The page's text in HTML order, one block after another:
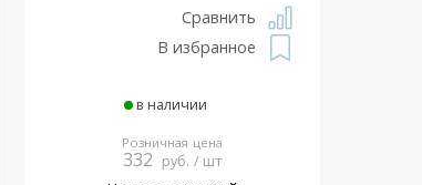
Сравнить
В избранное
в наличии
Розничная цена
332 руб. / шт